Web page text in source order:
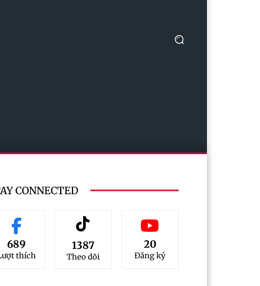
CONNECTED
689
thích
1387
Theo dõi
20
Đăng ký